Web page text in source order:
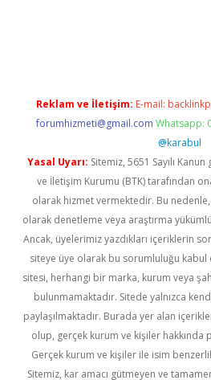
Reklam ve İletişim: E-mail:
forumhizmeti@gmail.com Whatsapp:
@karabul
Yasal Uyarı: Sitemiz, 5651 Sayılı
ve İletişim Kurumu (BTK) tarafından
olarak hizmet vermektedir. Bu
olarak denetleme veya araştırma
Ancak, üyelerimiz yazdıkları içeriklerin
siteye üye olarak bu sorumluluğu kabul
sitesi, herhangi bir marka, kurum veya
bulunmamaktadır. Sitede yalnızca
paylaşılmaktadır. Burada yer alan
olup, gerçek kurum ve kişiler hakkında
Gerçek kurum ve kişiler ile isim
Sitemiz, kar amacı gütmeyen ve